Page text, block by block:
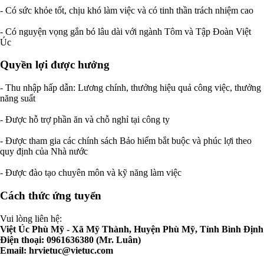
- Có sức khỏe tốt, chịu khó làm việc và có tinh thần trách nhiệm cao
- Có nguyện vọng gắn bó lâu dài với ngành Tôm và Tập Đoàn Việt
Úc
Quyền lợi được hưởng
- Thu nhập hấp dẫn: Lương chính, thưởng hiệu quả công việc, thưởng
năng suất
- Được hỗ trợ phần ăn và chỗ nghỉ tại công ty
- Được tham gia các chính sách Bảo hiểm bắt buộc và phúc lợi theo
quy định của Nhà nước
- Được đào tạo chuyên môn và kỹ năng làm việc
Cách thức ứng tuyển
Vui lòng liên hệ:
Việt Úc Phù Mỹ - Xã Mỹ Thành, Huyện Phù Mỹ, Tỉnh Bình Định
Điện thoại: 0961636380 (Mr. Luân)
Email: hrvietuc@vietuc.com